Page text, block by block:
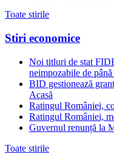
Toate stirile
Stiri economice
Noi titluri de stat
neimpozabile de
BID gestionează
Acasă
Ratingul României,
Ratingul României,
Guvernul renunță la
Toate stirile